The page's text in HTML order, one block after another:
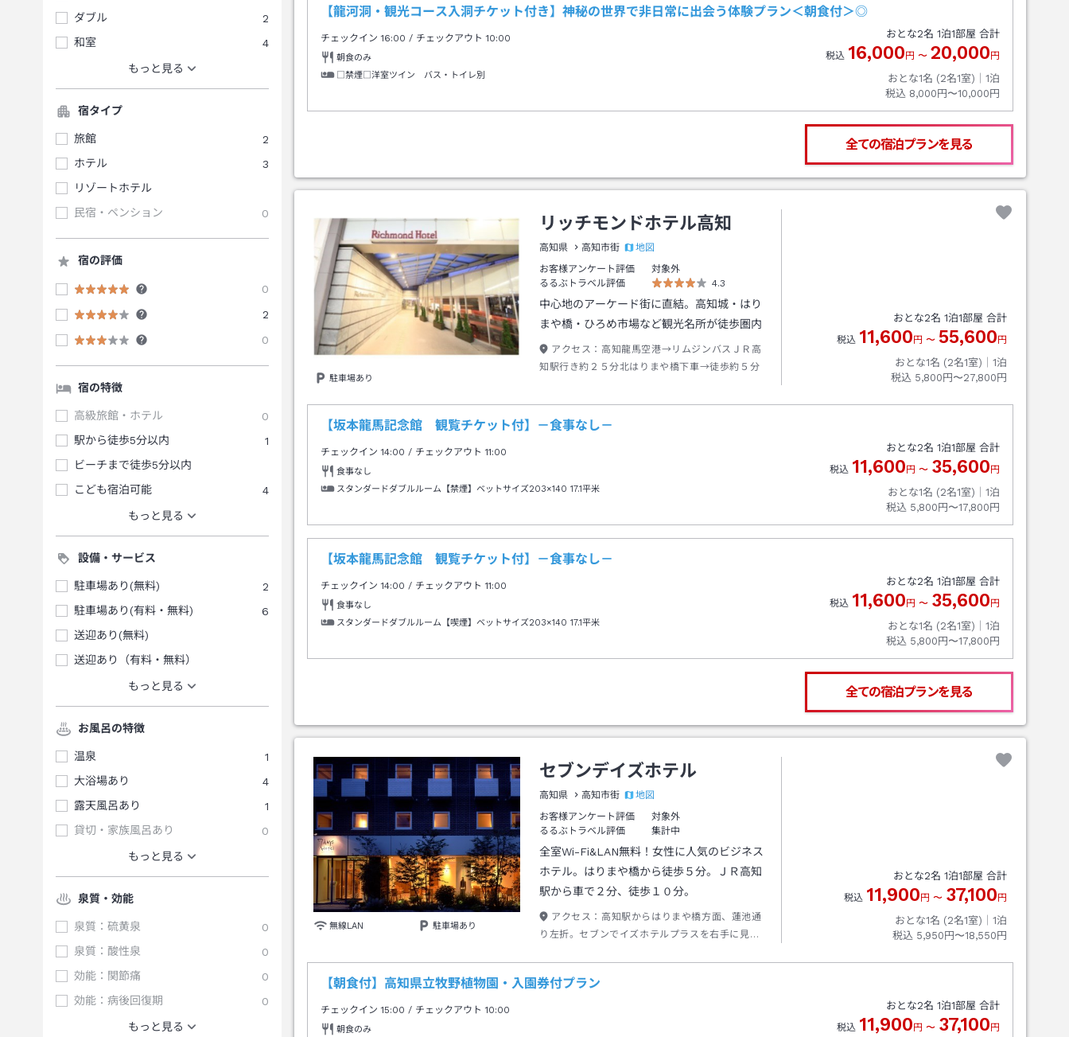
ダブル
2
和室
4
もっと見る
宿タイプ
旅館
2
ホテル
3
リゾートホテル
民宿・ペンション
0
宿の評価
0
2
0
宿の特徴
高級旅館・ホテル
0
駅から徒歩5分以内
1
ビーチまで徒歩5分以内
こども宿泊可能
4
もっと見る
設備・サービス
駐車場あり(無料)
2
駐車場あり(有料・無料)
6
送迎あり(無料)
送迎あり（有料・無料）
もっと見る
お風呂の特徴
温泉
1
大浴場あり
4
露天風呂あり
1
貸切・家族風呂あり
0
もっと見る
泉質・効能
泉質：硫黄泉
0
泉質：酸性泉
0
効能：関節痛
0
効能：病後回復期
0
もっと見る
【龍河洞・観光コース入洞チケット付き】神秘の世界で非日常に出会う体験プラン＜朝食付＞◎
チェックイン16:00 / チェックアウト 10:00
朝食のみ
□禁煙□洋室ツイン バス・トイレ別
おとな2名 1泊1部屋 合計
税込 16,000 円 〜 20,000 円
おとな1名 (2名1室)｜ 1泊
税込 8,000円〜10,000円
全ての宿泊プランを見る
駐車場あり
リッチモンドホテル高知
高知県 高知市街
地図
お客様アンケート評価
対象外
るるぶトラベル評価
4.3
中心地のアーケード街に直結。高知城・はり
まや橋・ひろめ市場など観光名所が徒歩圏内
アクセス： 高知龍馬空港→リムジンバスＪＲ高
知駅行き約２５分北はりまや橋下車→徒歩約５分
おとな2名 1泊1部屋 合計
税込 11,600 円 〜 55,600 円
おとな1名 (2名1室)｜ 1泊
税込 5,800円〜27,800円
【坂本龍馬記念館 観覧チケット付】－食事なし－
チェックイン14:00 / チェックアウト 11:00
食事なし
スタンダードダブルルーム【禁煙】ベットサイズ203×140 17.1平米
おとな2名 1泊1部屋 合計
税込 11,600 円 〜 35,600 円
おとな1名 (2名1室)｜ 1泊
税込 5,800円〜17,800円
【坂本龍馬記念館 観覧チケット付】－食事なし－
チェックイン14:00 / チェックアウト 11:00
食事なし
スタンダードダブルルーム【喫煙】ベットサイズ203×140 17.1平米
おとな2名 1泊1部屋 合計
税込 11,600 円 〜 35,600 円
おとな1名 (2名1室)｜ 1泊
税込 5,800円〜17,800円
全ての宿泊プランを見る
無線LAN 駐車場あり
セブンデイズホテル
高知県 高知市街
地図
お客様アンケート評価
対象外
るるぶトラベル評価
集計中
全室Wi-Fi&LAN無料！女性に人気のビジネス
ホテル。はりまや橋から徒歩５分。ＪＲ高知
駅から車で２分、徒歩１０分。
アクセス： 高知駅からはりまや橋方面、蓮池通
り左折。セブンでイズホテルプラスを右手に見な
おとな2名 1泊1部屋 合計
税込 11,900 円 〜 37,100 円
おとな1名 (2名1室)｜ 1泊
税込 5,950円〜18,550円
【朝食付】高知県立牧野植物園・入園券付プラン
チェックイン15:00 / チェックアウト 10:00
朝食のみ
おとな2名 1泊1部屋 合計
税込 11,900 円 〜 37,100 円